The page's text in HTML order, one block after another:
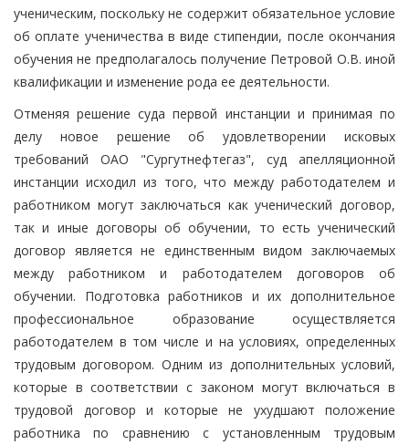
ученическим, поскольку не содержит обязательное условие
об оплате ученичества в виде стипендии, после окончания
обучения не предполагалось получение Петровой О.В. иной
квалификации и изменение рода ее деятельности.
Отменяя решение суда первой инстанции и принимая по
делу новое решение об удовлетворении исковых
требований ОАО "Сургутнефтегаз", суд апелляционной
инстанции исходил из того, что между работодателем и
работником могут заключаться как ученический договор,
так и иные договоры об обучении, то есть ученический
договор является не единственным видом заключаемых
между работником и работодателем договоров об
обучении. Подготовка работников и их дополнительное
профессиональное образование осуществляется
работодателем в том числе и на условиях, определенных
трудовым договором. Одним из дополнительных условий,
которые в соответствии с законом могут включаться в
трудовой договор и которые не ухудшают положение
работника по сравнению с установленным трудовым